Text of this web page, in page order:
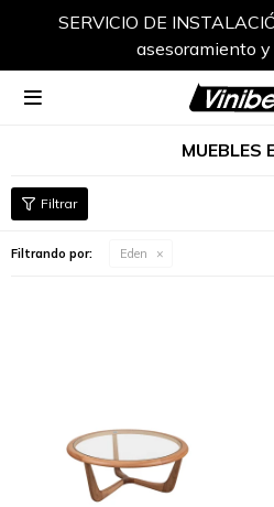
SERVICIO DE
asesoramiento

MUEBLES
Filtrando por: Eden